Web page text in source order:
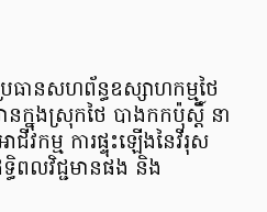
ាន​សហព័ន្ធ​ឧស្សាហកម្មថៃ
ក្នុងស្រុកថៃ បាងកកប៉ុស្ដិ៍ នា
វកម្ម ការផ្ទុះឡើង​នៃវីរុស​
ធិពល​វិជ្ជមានផង និង